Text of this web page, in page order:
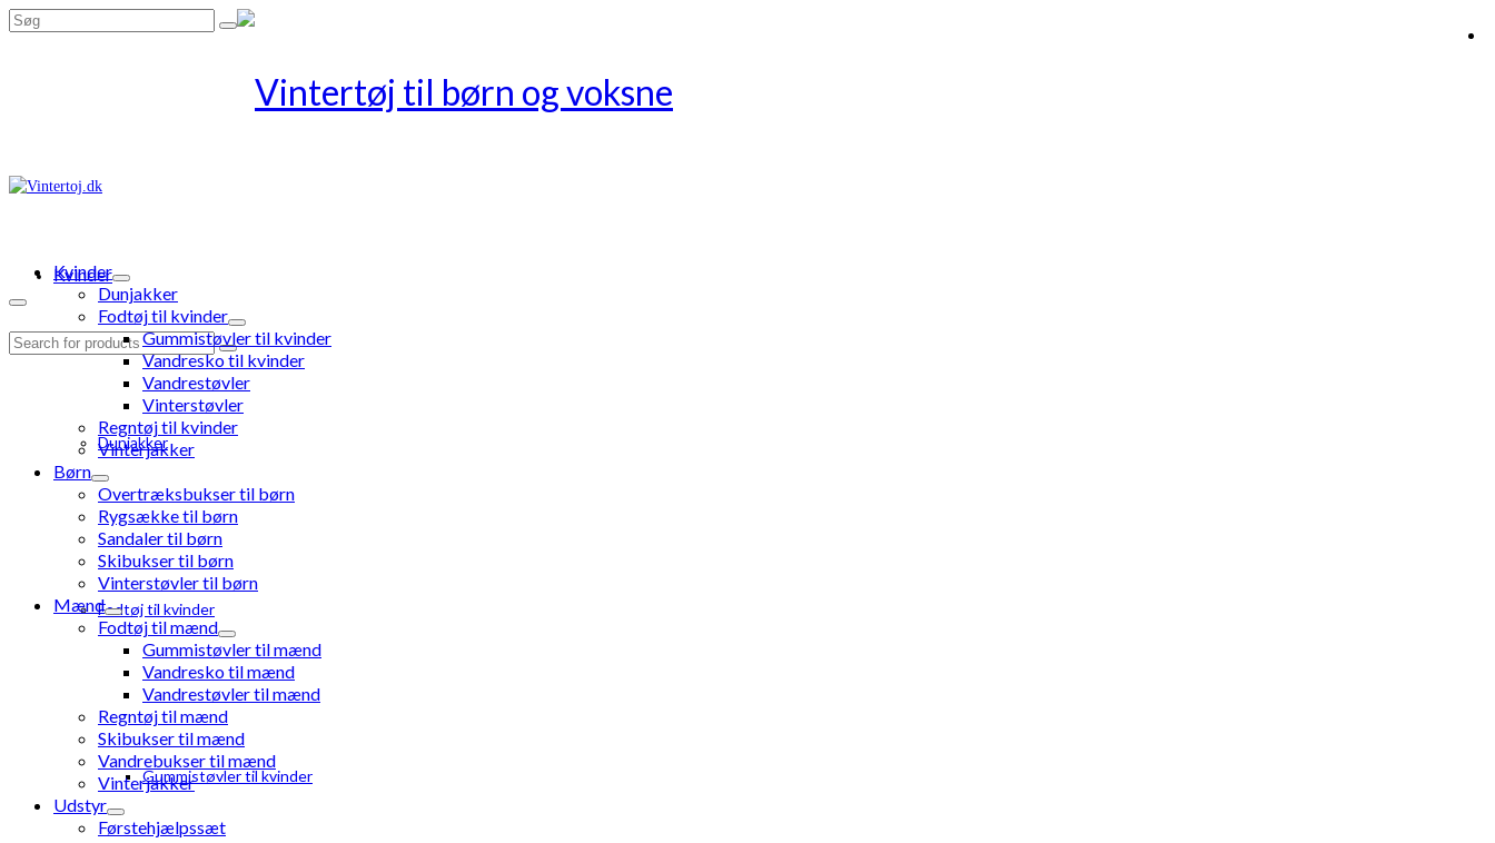
Search
Kvinder
Dunjakker
Fodtøj til kvinder
Gummistøvler til kvinder
Search
Kvinder
Dunjakker
Fodtøj til kvinder
Gummistøvler til kvinder
Vandresko til kvinder
Vandrestøvler
Vinterstøvler
Regntøj til kvinder
Vinterjakker
Børn
Overtræksbukser til børn
Rygsække til børn
Sandaler til børn
Skibukser til børn
Vinterstøvler til børn
Mænd
Fodtøj til mænd
Gummistøvler til mænd
Vandresko til mænd
Vandrestøvler til mænd
Regntøj til mænd
Skibukser til mænd
Vandrebukser til mænd
Vinterjakker
Udstyr
Førstehjælpssæt